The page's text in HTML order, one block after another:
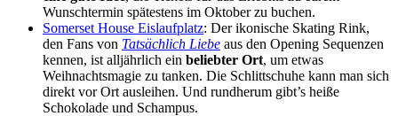
Wunschtermin spätestens im Oktober zu buchen.
Somerset House Eislaufplatz: Der ikonische Skating Rink,
den Fans von Tatsächlich Liebe aus den Opening Sequenzen
kennen, ist alljährlich ein beliebter Ort, um etwas
Weihnachtsmagie zu tanken. Die Schlittschuhe kann man sich
direkt vor Ort ausleihen. Und rundherum gibt’s heiße
Schokolade und Schampus.